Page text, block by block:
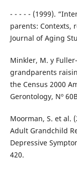
- - - - - (1999).
parents: Contexts,
Journal of Aging
Minkler, M. y
grandparents
the Census 2000
Gerontology, Nº
Moorman, S. et al.
Adult Grandchild
Depressive
420.